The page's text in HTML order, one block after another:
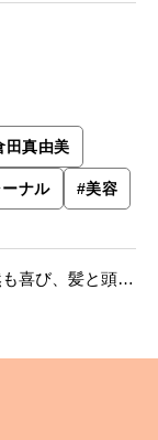
田真由美
ナル #美容
喜び、髪と頭皮